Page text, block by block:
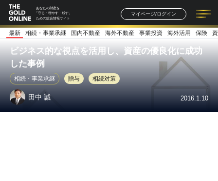
あなたの財産を
「守る・増やす・残す」
ための総合情報サイト
マイページ/ログイン
記事一覧 連載一覧
著者一覧 書籍一覧
最新 相続・事業承継 国内不動産 海外不動産 事業投資 海外活用 保険
ビジネス的な視点を活用し、資産の優良化に成功
した事例
相続・事業承継 贈与 相続対策
田中 誠 2016.1.10